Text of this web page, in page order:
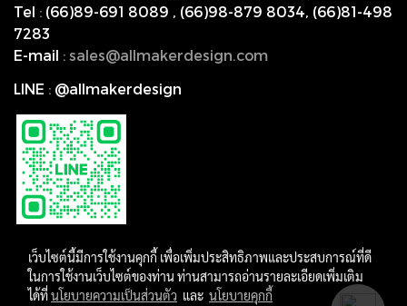
Tel : (66)89-691 8089 , (66)98-879 8034, (66)81-498
7283
E-mail : sales@allmakerdesign.com
LINE : @allmakerdesign
เว็บไซต์นี้มีการใช้งานคุกกี้ เพื่อเพิ่มประสิทธิภาพและประสบการณ์ที่ดี
ในการใช้งานเว็บไซต์ของท่าน ท่านสามารถอ่านรายละเอียดเพิ่มเติม
ได้ที่นโยบายความเป็นส่วนตัว และ นโยบายคุกกี้